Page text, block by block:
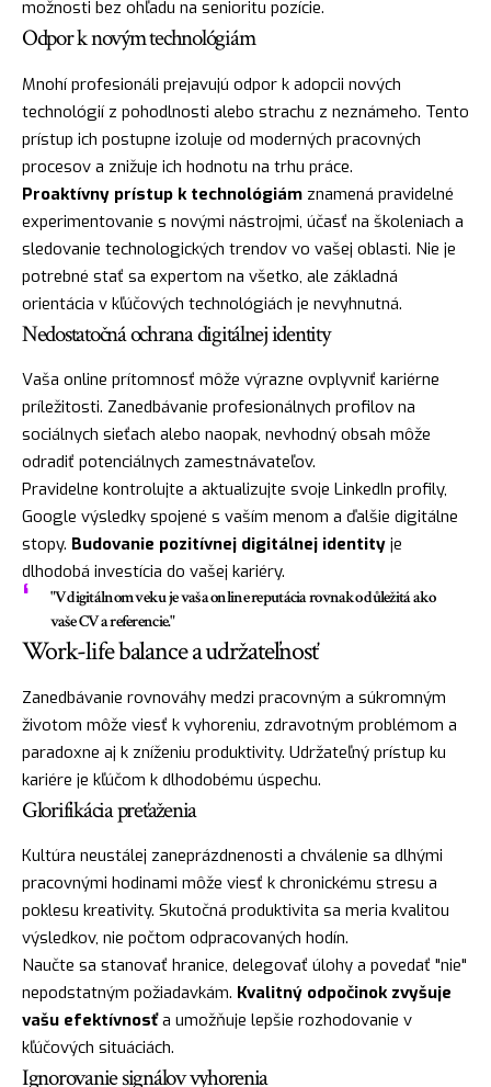
možnosti bez ohľadu na senioritu pozície.
Odpor k novým technológiám
Mnohí profesionáli prejavujú odpor k adopcii nových
technológií z pohodlnosti alebo strachu z neznámeho. Tento
prístup ich postupne izoluje od moderných pracovných
procesov a znižuje ich hodnotu na trhu práce.
Proaktívny prístup k technológiám znamená pravidelné
experimentovanie s novými nástrojmi, účasť na školeniach a
sledovanie technologických trendov vo vašej oblasti. Nie je
potrebné stať sa expertom na všetko, ale základná
orientácia v kľúčových technológiách je nevyhnutná.
Nedostatočná ochrana digitálnej identity
Vaša online prítomnosť môže výrazne ovplyvniť kariérne
príležitosti. Zanedbávanie profesionálnych profilov na
sociálnych sieťach alebo naopak, nevhodný obsah môže
odradiť potenciálnych zamestnávateľov.
Pravidelne kontrolujte a aktualizujte svoje LinkedIn profily,
Google výsledky spojené s vaším menom a ďalšie digitálne
stopy. Budovanie pozitívnej digitálnej identity je
dlhodobá investícia do vašej kariéry.
"V digitálnom veku je vaša online reputácia rovnako důležitá ako
vaše CV a referencie."
Work-life balance a udržateľnosť
Zanedbávanie rovnováhy medzi pracovným a súkromným
životom môže viesť k vyhoreniu, zdravotným problémom a
paradoxne aj k zníženiu produktivity. Udržateľný prístup ku
kariére je kľúčom k dlhodobému úspechu.
Glorifikácia preťaženia
Kultúra neustálej zaneprázdnenosti a chválenie sa dlhými
pracovnými hodinami môže viesť k chronickému stresu a
poklesu kreativity. Skutočná produktivita sa meria kvalitou
výsledkov, nie počtom odpracovaných hodín.
Naučte sa stanovať hranice, delegovať úlohy a povedať "nie"
nepodstatným požiadavkám. Kvalitný odpočinok zvyšuje
vašu efektívnosťa umožňuje lepšie rozhodovanie v
kľúčových situáciách.
Ignorovanie signálov vyhorenia